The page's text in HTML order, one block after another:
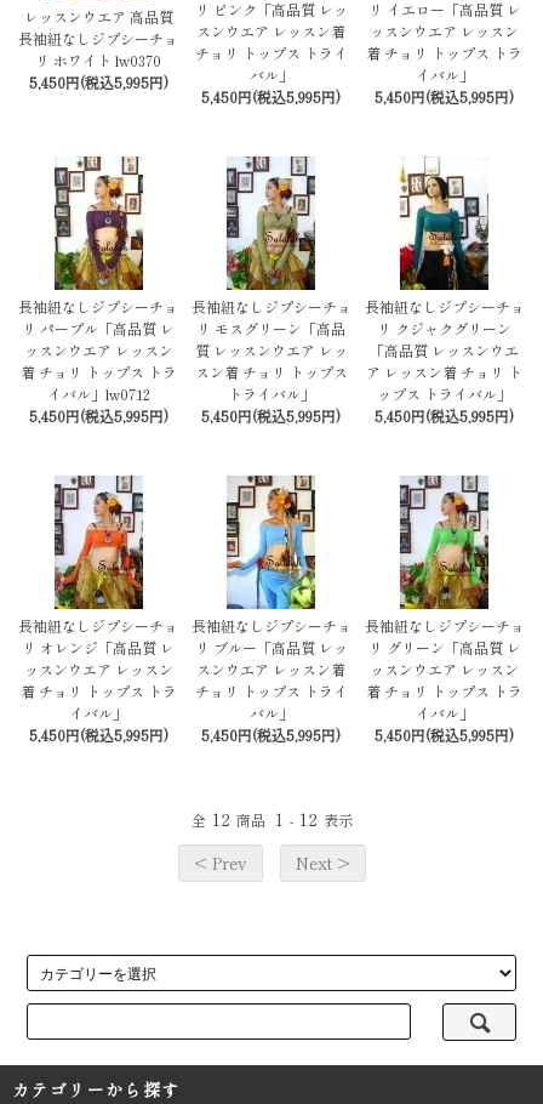
レッスンウエア 高品質
長袖紐なしジプシーチョ
リ ホワイト lw0370
5,450円(税込5,995円)
リ ピンク「高品質 レッ
スンウエア レッスン着
チョリ トップス トライ
バル」
5,450円(税込5,995円)
リ イエロー「高品質 レ
ッスンウエア レッスン
着 チョリ トップス トラ
イバル」
5,450円(税込5,995円)
長袖紐なしジプシーチョ
リ パープル「高品質 レ
ッスンウエア レッスン
着 チョリ トップス トラ
イバル」lw0712
5,450円(税込5,995円)
長袖紐なしジプシーチョ
リ モスグリーン「高品
質 レッスンウエア レッ
スン着 チョリ トップス
トライバル」
5,450円(税込5,995円)
長袖紐なしジプシーチョ
リ クジャクグリーン
「高品質 レッスンウエ
ア レッスン着 チョリ ト
ップス トライバル」
5,450円(税込5,995円)
長袖紐なしジプシーチョ
リ オレンジ「高品質 レ
ッスンウエア レッスン
着 チョリ トップス トラ
イバル」
5,450円(税込5,995円)
長袖紐なしジプシーチョ
リ ブルー「高品質 レッ
スンウエア レッスン着
チョリ トップス トライ
バル」
5,450円(税込5,995円)
長袖紐なしジプシーチョ
リ グリーン「高品質 レ
ッスンウエア レッスン
着 チョリ トップス トラ
イバル」
5,450円(税込5,995円)
全 12 商品 1 - 12 表示
< Prev Next >
カテゴリーから探す